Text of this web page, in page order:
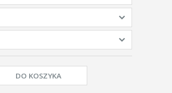
DO KOSZYKA